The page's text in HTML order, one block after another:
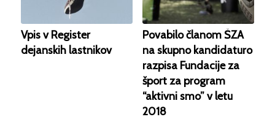
Vpis v Register
dejanskih lastnikov
Povabilo članom ŠZA
na skupno kandidaturo
razpisa Fundacije za
šport za program
“aktivni smo” v letu
2018